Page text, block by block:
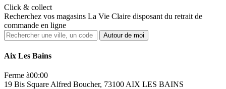
Click & collect
Recherchez vos magasins La Vie Claire disposant du retrait de
commande en ligne
Autour de moi
Aix Les Bains
Ferme à00:00
19 Bis Square Alfred Boucher, 73100 AIX LES BAINS